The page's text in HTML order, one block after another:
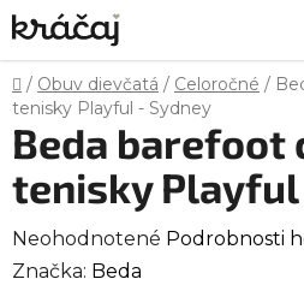
Prejsť
na
obsah
Domov
/ Obuv dievčatá / Celoročné /
tenisky Playful - Sydney
Beda barefoot
tenisky Playful
Priemerné
hodnotenie
Neohodnotené Podrobnosti
Značka: Beda